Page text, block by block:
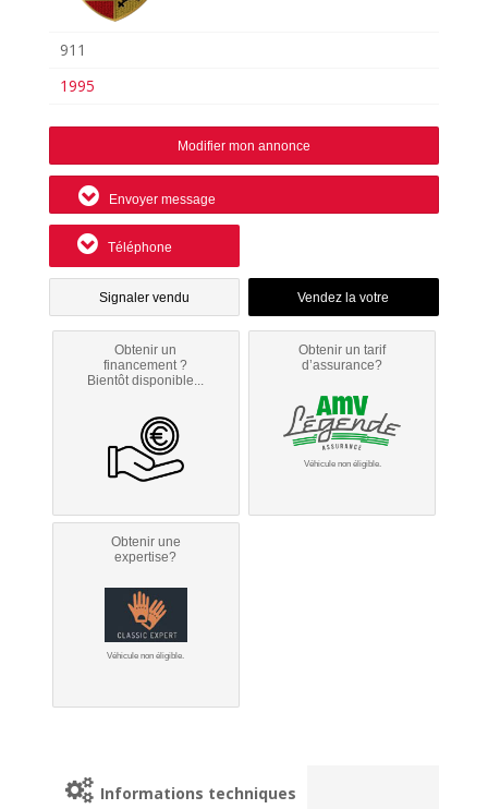
911
1995
Modifier mon annonce
Envoyer message
Téléphone
Signaler vendu
Obtenir un
financement ?
Bientôt disponible...
Obtenir un tarif
d’assurance?
Véhicule non éligible.
Obtenir une
expertise?
Véhicule non éligible.
Informations techniques